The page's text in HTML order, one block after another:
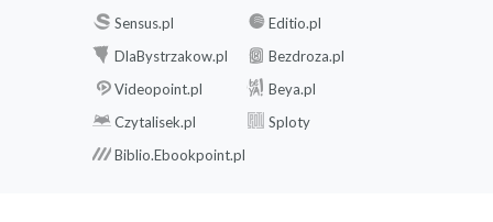
Sensus.pl
Editio.pl
DlaBystrzakow.pl
Bezdroza.pl
Videopoint.pl
Beya.pl
Czytalisek.pl
Sploty
Biblio.Ebookpoint.pl